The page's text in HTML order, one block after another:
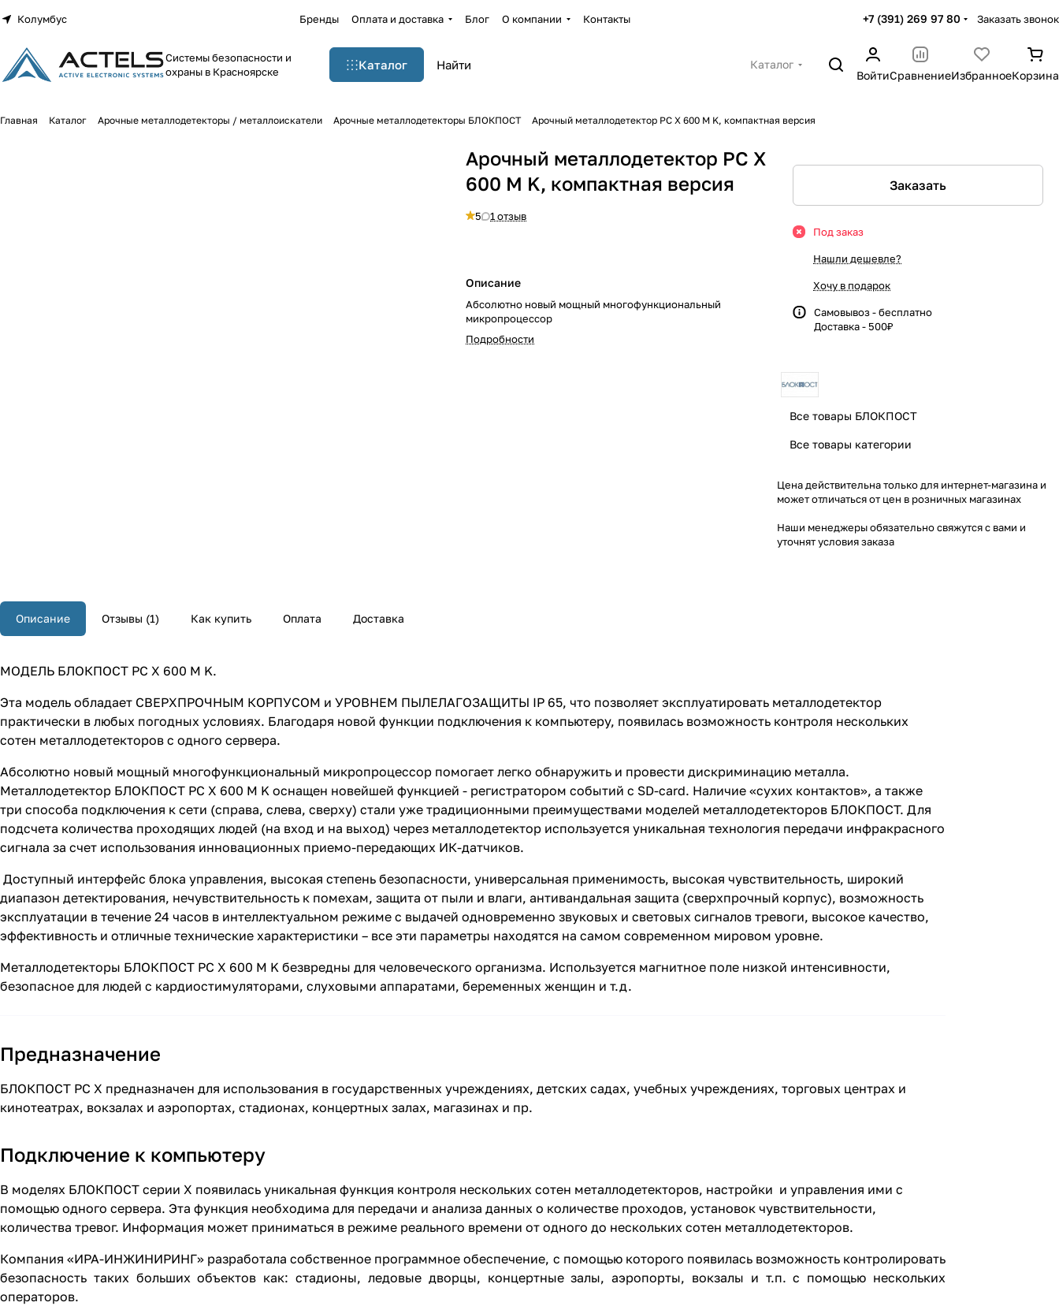
Колумбус Бренды Оплата и доставка Блог О компании Контакты +7 (391) 269 97 80 Заказать звонок
Системы безопасности и
охраны в Красноярске
Каталог
Каталог
ВойтиСравнениеИзбранноеКорзина
Главная Каталог Арочные металлодетекторы / металлоискатели Арочные металлодетекторы БЛОКПОСТ Арочный металлодетектор РС Х 600 М K, компактная версия
Арочный металлодетектор РС Х
600 М K, компактная версия
5 1 отзыв
Описание
Абсолютно новый мощный многофункциональный
микропроцессор
Подробности
Заказать
Под заказ
Нашли дешевле?
Хочу в подарок
Самовывоз - бесплатно
Доставка - 500₽
Все товары БЛОКПОСТ
Все товары категории
Цена действительна только для интернет-магазина и
может отличаться от цен в розничных магазинах
Наши менеджеры обязательно свяжутся с вами и
уточнят условия заказа
Описание Отзывы (1) Как купить Оплата Доставка
МОДЕЛЬ БЛОКПОСТ РС X 600 М K.
Эта модель обладает СВЕРХПРОЧНЫМ КОРПУСОМ и УРОВНЕМ ПЫЛЕЛАГОЗАЩИТЫ IP 65, что позволяет эксплуатировать металлодетектор
практически в любых погодных условиях. Благодаря новой функции подключения к компьютеру, появилась возможность контроля нескольких
сотен металлодетекторов с одного сервера.
Абсолютно новый мощный многофункциональный микропроцессор помогает легко обнаружить и провести дискриминацию металла.
Металлодетектор БЛОКПОСТ РС X 600 М K оснащен новейшей функцией - регистратором событий с SD-card. Наличие «сухих контактов», а также
три способа подключения к сети (справа, слева, сверху) стали уже традиционными преимуществами моделей металлодетекторов БЛОКПОСТ. Для
подсчета количества проходящих людей (на вход и на выход) через металлодетектор используется уникальная технология передачи инфракрасного
сигнала за счет использования инновационных приемо-передающих ИК-датчиков.
Доступный интерфейс блока управления, высокая степень безопасности, универсальная применимость, высокая чувствительность, широкий
диапазон детектирования, нечувствительность к помехам, защита от пыли и влаги, антивандальная защита (сверхпрочный корпус), возможность
эксплуатации в течение 24 часов в интеллектуальном режиме с выдачей одновременно звуковых и световых сигналов тревоги, высокое качество,
эффективность и отличные технические характеристики – все эти параметры находятся на самом современном мировом уровне.
Металлодетекторы БЛОКПОСТ РС X 600 М K безвредны для человеческого организма. Используется магнитное поле низкой интенсивности,
безопасное для людей с кардиостимуляторами, слуховыми аппаратами, беременных женщин и т.д.
Предназначение
БЛОКПОСТ РС X предназначен для использования в государственных учреждениях, детских садах, учебных учреждениях, торговых центрах и
кинотеатрах, вокзалах и аэропортах, стадионах, концертных залах, магазинах и пр.
Подключение к компьютеру
В моделях БЛОКПОСТ серии Х появилась уникальная функция контроля нескольких сотен металлодетекторов, настройки и управления ими с
помощью одного сервера. Эта функция необходима для передачи и анализа данных о количестве проходов, установок чувствительности,
количества тревог. Информация может приниматься в режиме реального времени от одного до нескольких сотен металлодетекторов.
Компания «ИРА-ИНЖИНИРИНГ» разработала собственное программное обеспечение, с помощью которого появилась возможность контролировать
безопасность таких больших объектов как: стадионы, ледовые дворцы, концертные залы, аэропорты, вокзалы и т.п. с помощью нескольких
операторов.